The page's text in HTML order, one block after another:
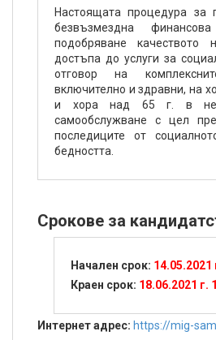
Настоящата процедура за
безвъзмездна
подобряване
достъпа до услуги за
отговор на
включително и здравни, на
и хора над 65 г. в
самообслужване с цел
последиците от
бедността.
Срокове за
Начален срок: 14.05.2021
Краен срок: 18.06.2021 г.
Интернет адрес: https://mig-